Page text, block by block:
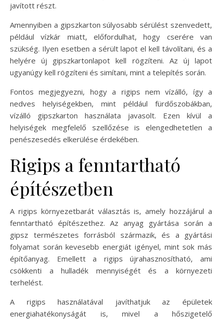
javított részt.
Amennyiben a gipszkarton súlyosabb sérülést szenvedett,
például vízkár miatt, előfordulhat, hogy cserére van
szükség. Ilyen esetben a sérült lapot el kell távolítani, és a
helyére új gipszkartonlapot kell rögzíteni. Az új lapot
ugyanúgy kell rögzíteni és simítani, mint a telepítés során.
Fontos megjegyezni, hogy a rigips nem vízálló, így a
nedves helyiségekben, mint például fürdőszobákban,
vízálló gipszkarton használata javasolt. Ezen kívül a
helyiségek megfelelő szellőzése is elengedhetetlen a
penészesedés elkerülése érdekében.
Rigips a fenntartható
építészetben
A rigips környezetbarát választás is, amely hozzájárul a
fenntartható építészethez. Az anyag gyártása során a
gipsz természetes forrásból származik, és a gyártási
folyamat során kevesebb energiát igényel, mint sok más
építőanyag. Emellett a rigips újrahasznosítható, ami
csökkenti a hulladék mennyiségét és a környezeti
terhelést.
A rigips használatával javíthatjuk az épületek
energiahatékonyságát is, mivel a hőszigetelő